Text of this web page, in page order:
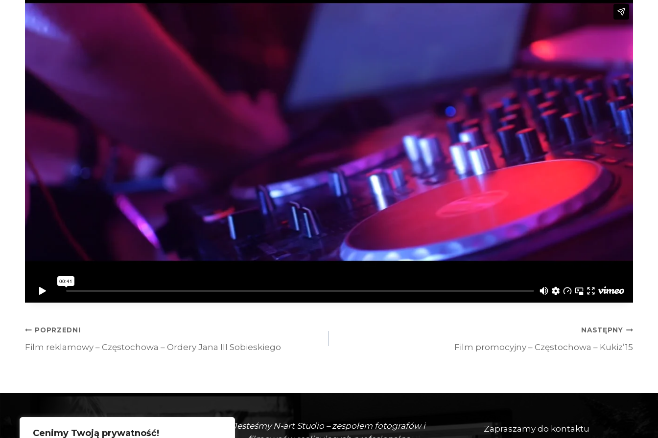
Cenimy Twoją prywatność!
Nawigacja
wpisu
POPRZEDNI
Film reklamowy – Częstochowa – Ordery Jana III Sobieskiego
NASTĘPNY
Film promocyjny – Częstochowa – Kukiz’15
Jesteśmy N-art Studio – zespołem fotografów i
Zapraszamy do kontaktu